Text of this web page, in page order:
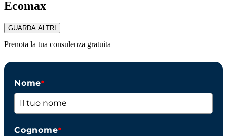
Ecomax
GUARDA ALTRI
Prenota la tua consulenza gratuita
Nome*
Cognome*